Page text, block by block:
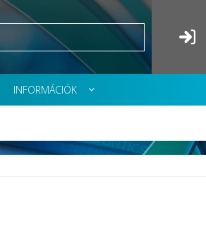
INFORMÁCIÓK